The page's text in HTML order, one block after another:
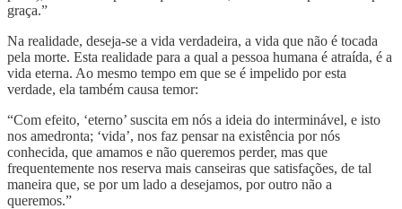
graça.”
Na realidade, deseja-se a vida verdadeira, a vida que não é tocada
pela morte. Esta realidade para a qual a pessoa humana é atraída, é a
vida eterna. Ao mesmo tempo em que se é impelido por esta
verdade, ela também causa temor:
“Com efeito, ‘eterno’ suscita em nós a ideia do interminável, e isto
nos amedronta; ‘vida’, nos faz pensar na existência por nós
conhecida, que amamos e não queremos perder, mas que
frequentemente nos reserva mais canseiras que satisfações, de tal
maneira que, se por um lado a desejamos, por outro não a
queremos.”